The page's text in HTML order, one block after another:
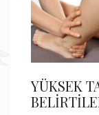
YÜKSEK